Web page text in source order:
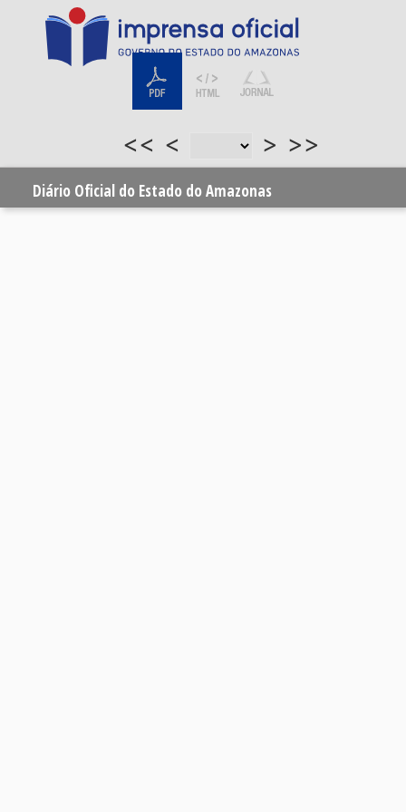
<< < > >>
Diário Oficial do Estado do Amazonas